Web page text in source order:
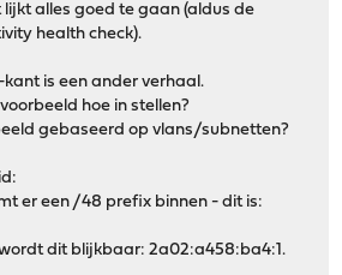
alles goed te gaan (aldus de
health check).
is een ander verhaal.
hoe in stellen?
gebaseerd op vlans/subnetten?
er een /48 prefix binnen - dit is:
dit blijkbaar: 2a02:a458:ba4:1.